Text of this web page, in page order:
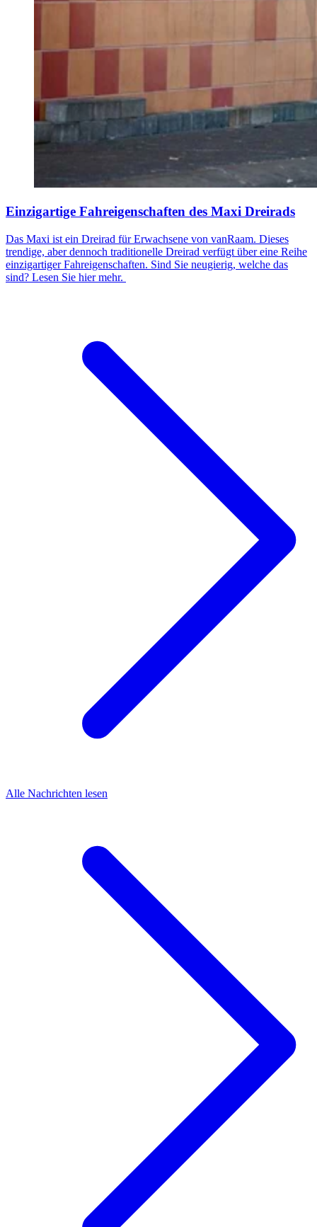
Einzigartige Fahreigenschaften des Maxi Dreirads
Das Maxi ist ein Dreirad für Erwachsene von vanRaam. Dieses
trendige, aber dennoch traditionelle Dreirad verfügt über eine Reihe
einzigartiger Fahreigenschaften. Sind Sie neugierig, welche das
sind? Lesen Sie hier mehr. ​
Alle Nachrichten lesen